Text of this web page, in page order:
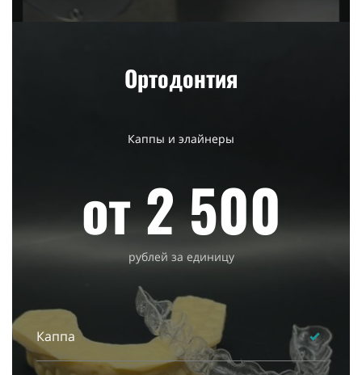
Ортодонтия
Каппы и элайнеры
от 2 500
рублей за единицу
Каппа